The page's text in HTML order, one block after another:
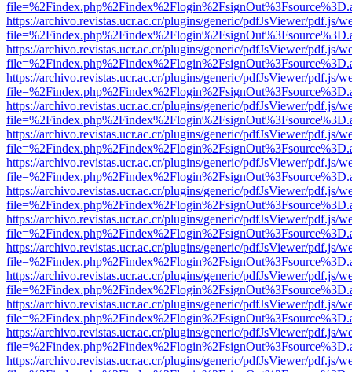
https://archivo.revistas.ucr.ac.cr/plugins/generic/pdfJsViewer/pdf.js/
https://archivo.revistas.ucr.ac.cr/plugins/generic/pdfJsViewer/pdf.js/
https://archivo.revistas.ucr.ac.cr/plugins/generic/pdfJsViewer/pdf.js/
https://archivo.revistas.ucr.ac.cr/plugins/generic/pdfJsViewer/pdf.js/
https://archivo.revistas.ucr.ac.cr/plugins/generic/pdfJsViewer/pdf.js/
https://archivo.revistas.ucr.ac.cr/plugins/generic/pdfJsViewer/pdf.js/
https://archivo.revistas.ucr.ac.cr/plugins/generic/pdfJsViewer/pdf.js/
https://archivo.revistas.ucr.ac.cr/plugins/generic/pdfJsViewer/pdf.js/
https://archivo.revistas.ucr.ac.cr/plugins/generic/pdfJsViewer/pdf.js/
https://archivo.revistas.ucr.ac.cr/plugins/generic/pdfJsViewer/pdf.js/
https://archivo.revistas.ucr.ac.cr/plugins/generic/pdfJsViewer/pdf.js/
https://archivo.revistas.ucr.ac.cr/plugins/generic/pdfJsViewer/pdf.js/
https://archivo.revistas.ucr.ac.cr/plugins/generic/pdfJsViewer/pdf.js/